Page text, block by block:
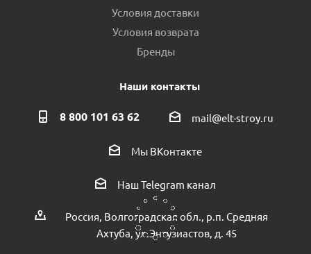
Корпус для насоса 4WATER FJC-60/80/100 пр.КНР
Есть в наличии (1)
Условия доставки
Условия возврата
Бренды
Наши контакты
8 800 101 63 62 mail@elt-stroy.ru
Мы ВКонтакте
Наш Telegram канал
Россия, Волгоградская обл., р.п. Средняя
Ахтуба, ул.Энтузиастов, д. 45